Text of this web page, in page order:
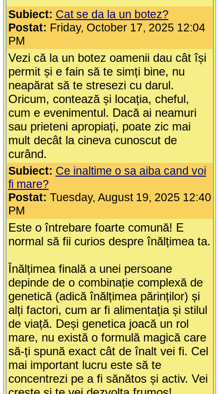
Subiect: Cat se da la un botez?
Postat: Friday, October 17, 2025 12:04
PM
Vezi că la un botez oamenii dau cât își
permit și e fain să te simți bine, nu
neapărat să te stresezi cu darul.
Oricum, contează și locația, cheful,
cum e evenimentul. Dacă ai neamuri
sau prieteni apropiați, poate zic mai
mult decât la cineva cunoscut de
curând.
Subiect: Ce inaltime o sa aiba cand voi
fi mare?
Postat: Tuesday, August 19, 2025 12:40
PM
Este o întrebare foarte comună! E
normal să fii curios despre înălțimea ta.
Înălțimea finală a unei persoane
depinde de o combinație complexă de
genetică (adică înălțimea părinților) și
alți factori, cum ar fi alimentația și stilul
de viață. Deși genetica joacă un rol
mare, nu există o formulă magică care
să-ți spună exact cât de înalt vei fi. Cel
mai important lucru este să te
concentrezi pe a fi sănătos și activ. Vei